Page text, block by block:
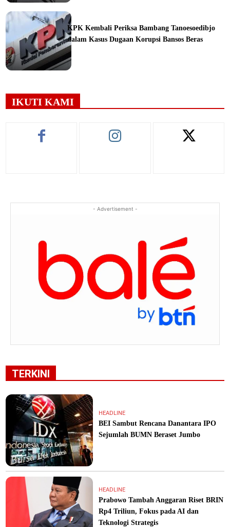
KPK Kembali Periksa Bambang Tanoesoedibjo
dalam Kasus Dugaan Korupsi Bansos Beras
IKUTI KAMI
- Advertisement -
TERKINI
HEADLINE
BEI Sambut Rencana Danantara IPO
Sejumlah BUMN Beraset Jumbo
HEADLINE
Prabowo Tambah Anggaran Riset BRIN
Rp4 Triliun, Fokus pada AI dan
Teknologi Strategis